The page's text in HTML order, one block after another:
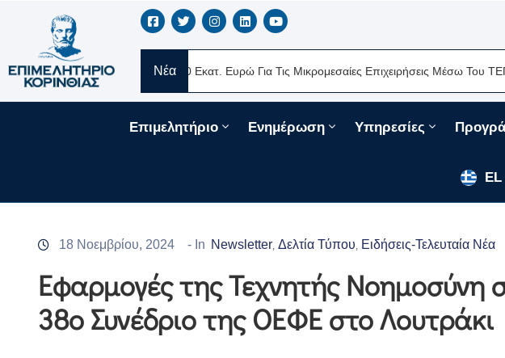
Νέα
Νέα Δάνεια 330 Εκατ. Ευρώ Για Τις Μικρομεσαίες Επιχειρήσεις Μέσω Του ΤΕΠΙΧ ΙΙΙ
Επιμελητήριο Ενημέρωση Υπηρεσίες
EL
EN
FR
18 Νοεμβρίου, 2024 - In Newsletter Δελτία Τύπου Ειδήσεις-Τελευταία Νέα
Εφαρμογές της Τεχνητής Νοημοσύνη
38ο Συνέδριο της ΟΕΦΕ στο Λουτράκι